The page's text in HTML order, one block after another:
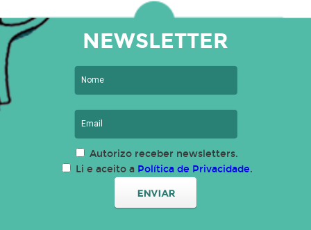
NEWSLETTER
Autorizo receber newsletters.
Li e aceito a Política de Privacidade.